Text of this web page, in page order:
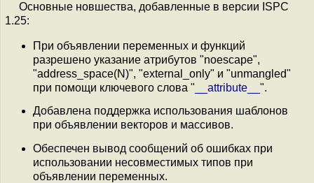
Основные новшества, добавленные в версии ISPC
1.25:
При объявлении переменных и функций
разрешено указание атрибутов "noescape",
"address_space(N)", "external_only" и "unmangled"
при помощи ключевого слова " __attribute__ ".
Добавлена поддержка использования шаблонов
при объявлении векторов и массивов.
Обеспечен вывод сообщений об ошибках при
использовании несовместимых типов при
объявлении переменных.